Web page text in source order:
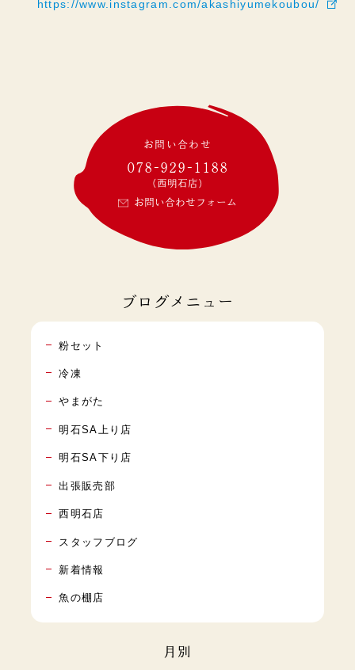
https://www.instagram.com/akashiyumekoubou/
お問い合わせ
078-929-1188
(西明石店)
お問い合わせフォーム
ブログメニュー
粉セット
冷凍
やまがた
明石SA上り店
明石SA下り店
出張販売部
西明石店
スタッフブログ
新着情報
魚の棚店
月別